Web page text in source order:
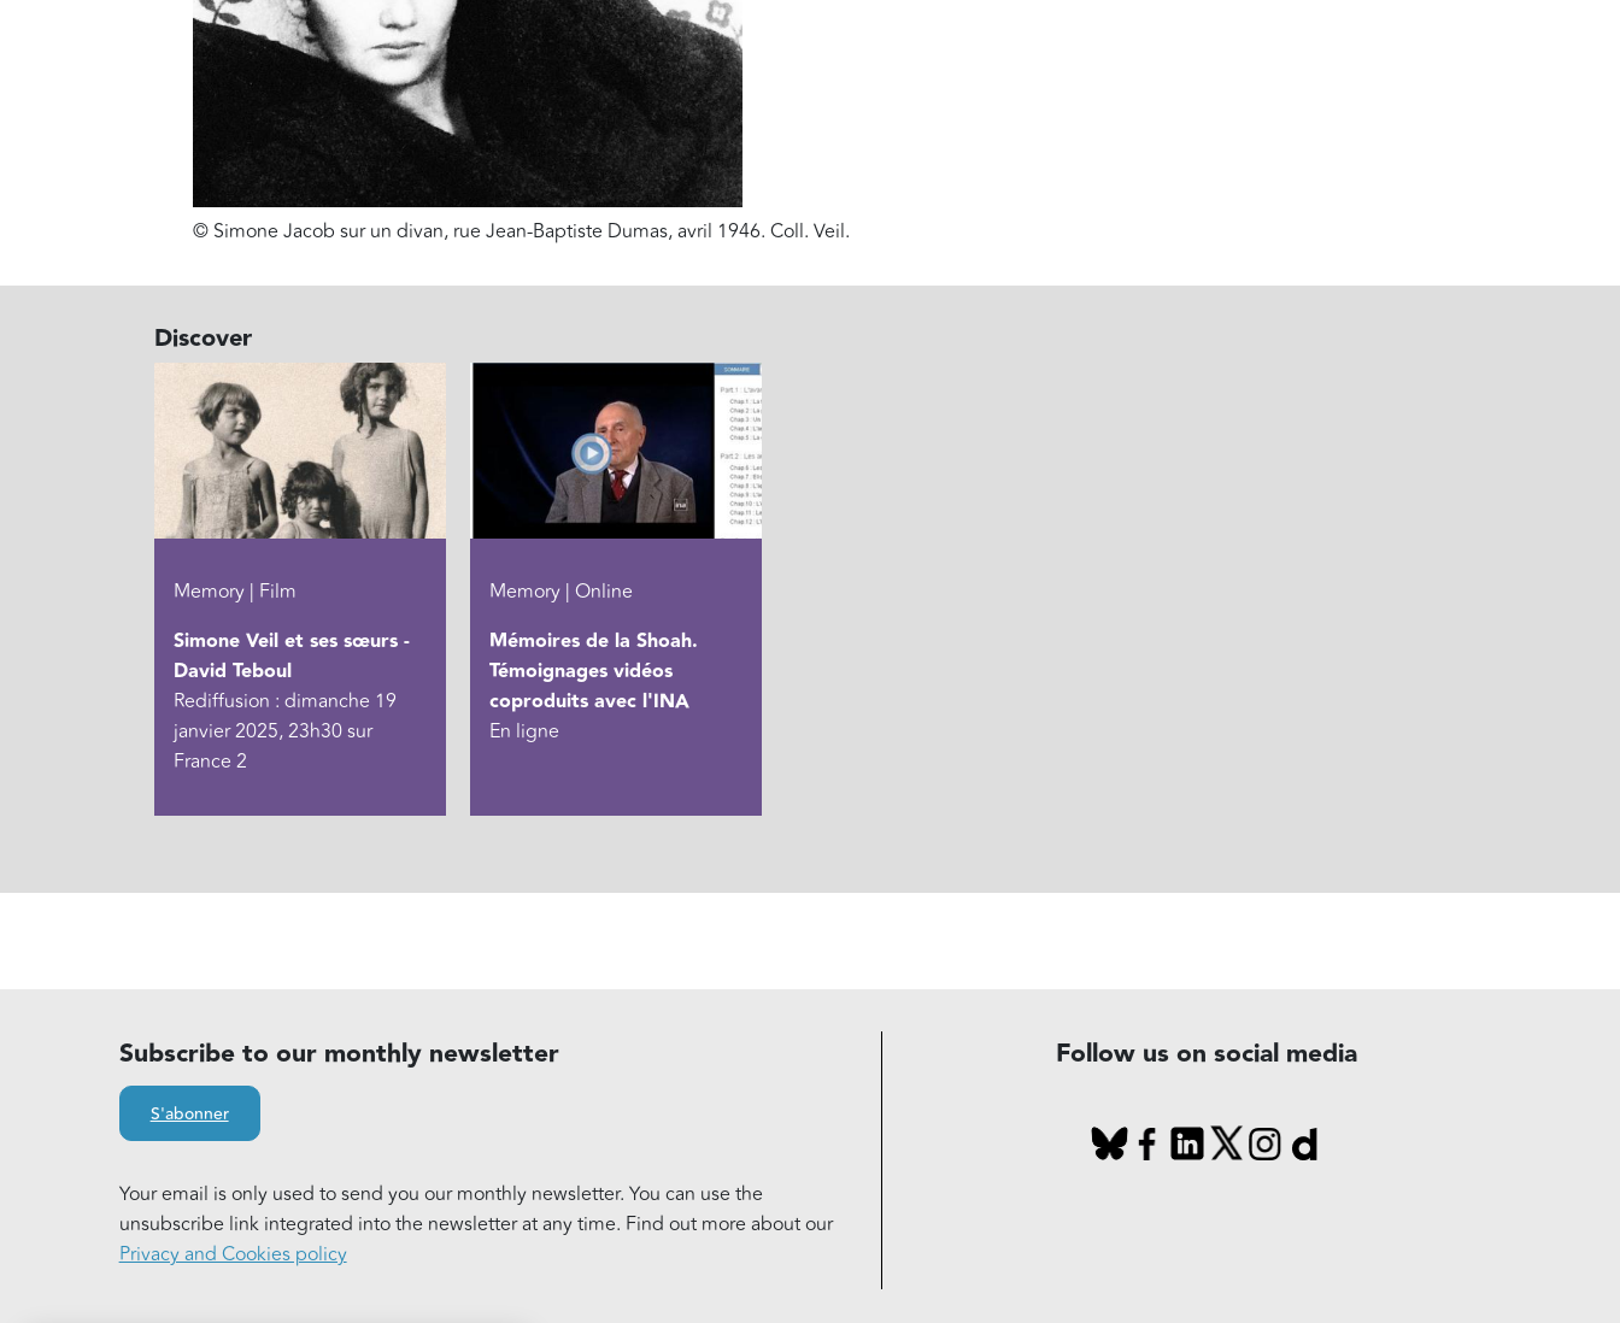
© Simone Jacob sur un divan, rue Jean-Baptiste Dumas, avril 1946. Coll. Veil.
Discover
Memory | Film
Simone Veil et ses sœurs -
David Teboul
Rediffusion : dimanche 19
janvier 2025, 23h30 sur
France 2
Memory | Online
Mémoires de la Shoah.
Témoignages vidéos
coproduits avec l'INA
En ligne
Subscribe to our monthly newsletter
S'abonner
Your email is only used to send you our monthly newsletter. You can use the
unsubscribe link integrated into the newsletter at any time. Find out more about our
Privacy and Cookies policy
Follow us on social media